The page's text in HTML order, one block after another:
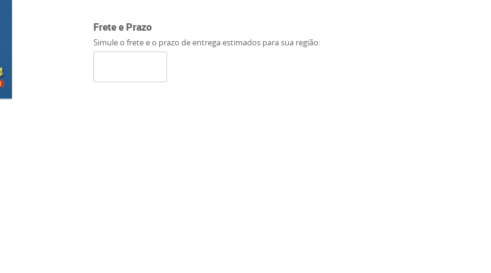
Frete e Prazo
Simule o frete e o prazo de entrega estimados para sua região: